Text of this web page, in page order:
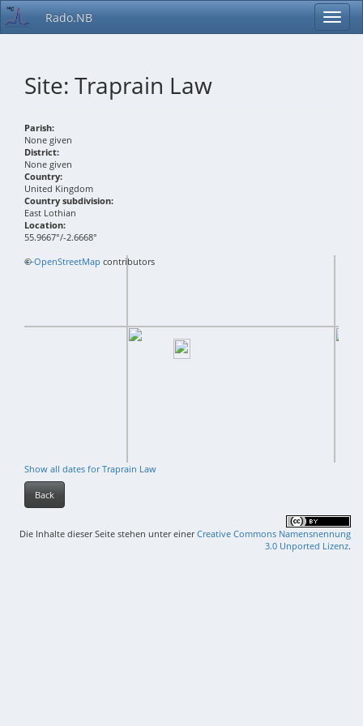
Rado.NB
Site: Traprain Law
Parish:
None given
District:
None given
Country:
United Kingdom
Country subdivision:
East Lothian
Location:
55.9667°/-2.6668°
+−
©OpenStreetMap contributors
Show all dates for Traprain Law
Back
Die Inhalte dieser Seite stehen unter einerCreative Commons Namensnennung
3.0 Unported Lizenz.